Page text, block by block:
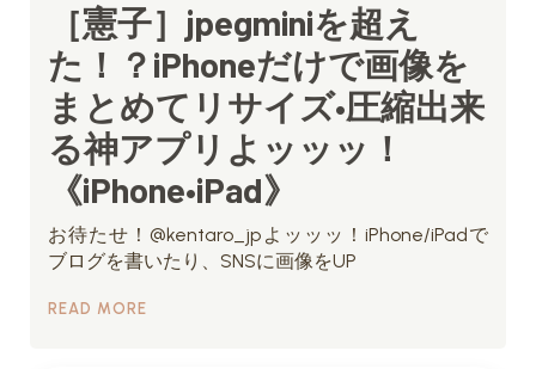
［憲子］jpegminiを超え
た！？iPhoneだけで画像を
まとめてリサイズ•圧縮出来
る神アプリよッッッ！
《iPhone•iPad》
お待たせ！@kentaro_jpよッッッ！iPhone/iPadで
ブログを書いたり、SNSに画像をUP
READ MORE